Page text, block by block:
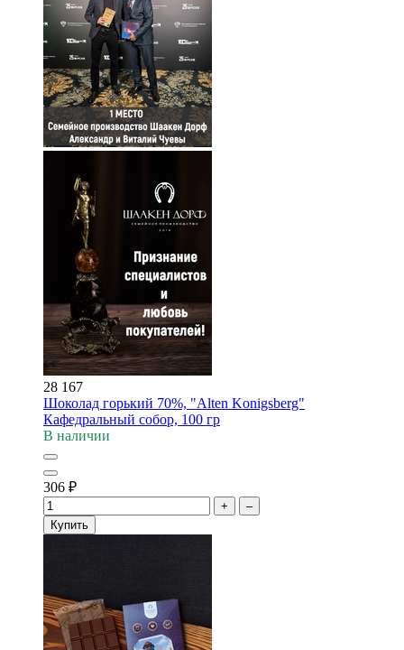
28 167
Шоколад горький 70%, "Alten Konigsberg"
Кафедральный собор, 100 гр
В наличии
306 ₽
+
–
Купить